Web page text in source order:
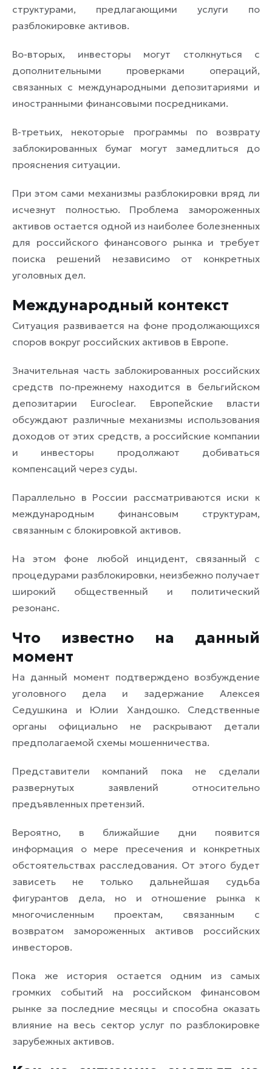
структурами, предлагающими услуги по
разблокировке активов.
Во-вторых, инвесторы могут столкнуться с
дополнительными проверками операций,
связанных с международными депозитариями и
иностранными финансовыми посредниками.
В-третьих, некоторые программы по возврату
заблокированных бумаг могут замедлиться до
прояснения ситуации.
При этом сами механизмы разблокировки вряд ли
исчезнут полностью. Проблема замороженных
активов остается одной из наиболее болезненных
для российского финансового рынка и требует
поиска решений независимо от конкретных
уголовных дел.
Международный контекст
Ситуация развивается на фоне продолжающихся
споров вокруг российских активов в Европе.
Значительная часть заблокированных российских
средств по-прежнему находится в бельгийском
депозитарии Euroclear. Европейские власти
обсуждают различные механизмы использования
доходов от этих средств, а российские компании
и инвесторы продолжают добиваться
компенсаций через суды.
Параллельно в России рассматриваются иски к
международным финансовым структурам,
связанным с блокировкой активов.
На этом фоне любой инцидент, связанный с
процедурами разблокировки, неизбежно получает
широкий общественный и политический
резонанс.
Что известно на данный
момент
На данный момент подтверждено возбуждение
уголовного дела и задержание Алексея
Седушкина и Юлии Хандошко. Следственные
органы официально не раскрывают детали
предполагаемой схемы мошенничества.
Представители компаний пока не сделали
развернутых заявлений относительно
предъявленных претензий.
Вероятно, в ближайшие дни появится
информация о мере пресечения и конкретных
обстоятельствах расследования. От этого будет
зависеть не только дальнейшая судьба
фигурантов дела, но и отношение рынка к
многочисленным проектам, связанным с
возвратом замороженных активов российских
инвесторов.
Пока же история остается одним из самых
громких событий на российском финансовом
рынке за последние месяцы и способна оказать
влияние на весь сектор услуг по разблокировке
зарубежных активов.